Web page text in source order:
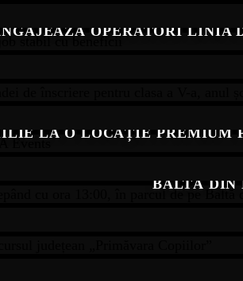
OPERATORI LINIA
LA O LOCAȚIE PREMIUM
BALTĂ DIN